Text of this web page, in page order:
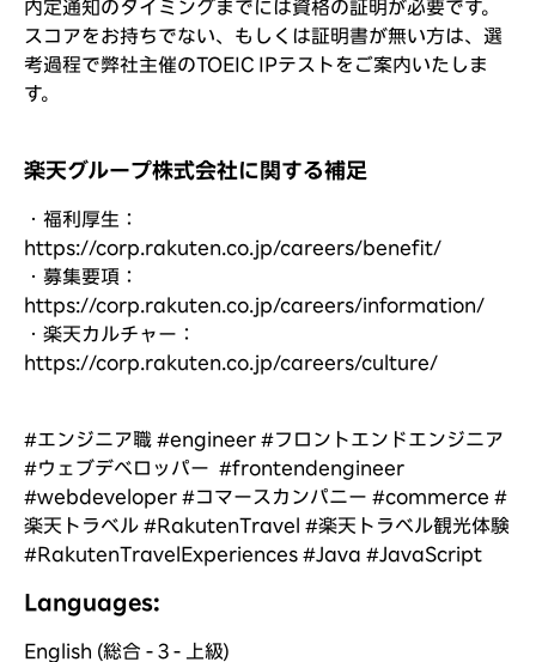
内定通知のタイミングまでには資格の証明が必要です。
スコアをお持ちでない、もしくは証明書が無い方は、選
考過程で弊社主催のTOEIC IPテストをご案内いたしま
す。
楽天グループ株式会社に関する補足
・福利厚生：
https://corp.rakuten.co.jp/careers/benefit/
・募集要項：
https://corp.rakuten.co.jp/careers/information/
・楽天カルチャー：
https://corp.rakuten.co.jp/careers/culture/
#エンジニア職 #engineer #フロントエンドエンジニア
#ウェブデベロッパー #frontendengineer
#webdeveloper #コマースカンパニー #commerce #
楽天トラベル #RakutenTravel #楽天トラベル観光体験
#RakutenTravelExperiences #Java #JavaScript
Languages:
English (総合 - 3 - 上級)